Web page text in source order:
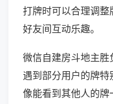
打牌时可以合理调
好友间互动乐趣。
微信自建房斗地主
遇到部分用户的牌
像能看到其他人的